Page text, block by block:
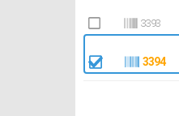
3393
3394